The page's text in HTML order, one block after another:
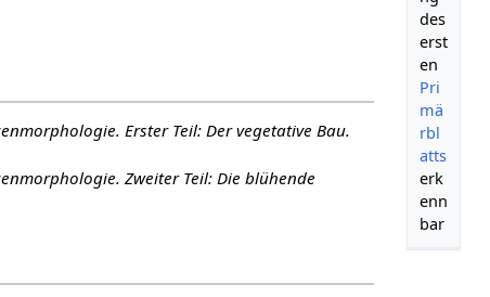
des
erst
en
Pri
mä
rbl
atts
erk
enn
bar
Erster Teil: Der vegetative Bau.
Zweiter Teil: Die blühende